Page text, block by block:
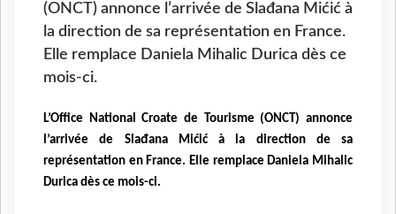
(ONCT) annonce l’arrivée de Slađana Mićić à
la direction de sa représentation en France.
Elle remplace Daniela Mihalic Durica dès ce
mois-ci.
L’Office National Croate de Tourisme (ONCT) annonce
l’arrivée de Slađana Mićić à la direction de sa
représentation en France. Elle remplace Daniela Mihalic
Durica dès ce mois-ci.